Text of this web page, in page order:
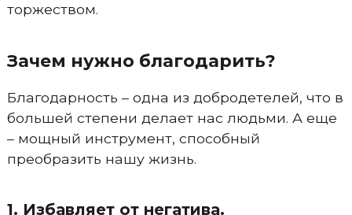
торжеством.
Зачем нужно благодарить?
Благодарность – одна из добродетелей, что в
большей степени делает нас людьми. А еще
– мощный инструмент, способный
преобразить нашу жизнь.
1. Избавляет от негатива.